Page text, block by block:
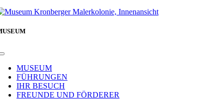
Toggle
NavigationMUSEUM
FÜHRUNGEN
IHR BESUCH
FREUNDE UND FÖRDERER